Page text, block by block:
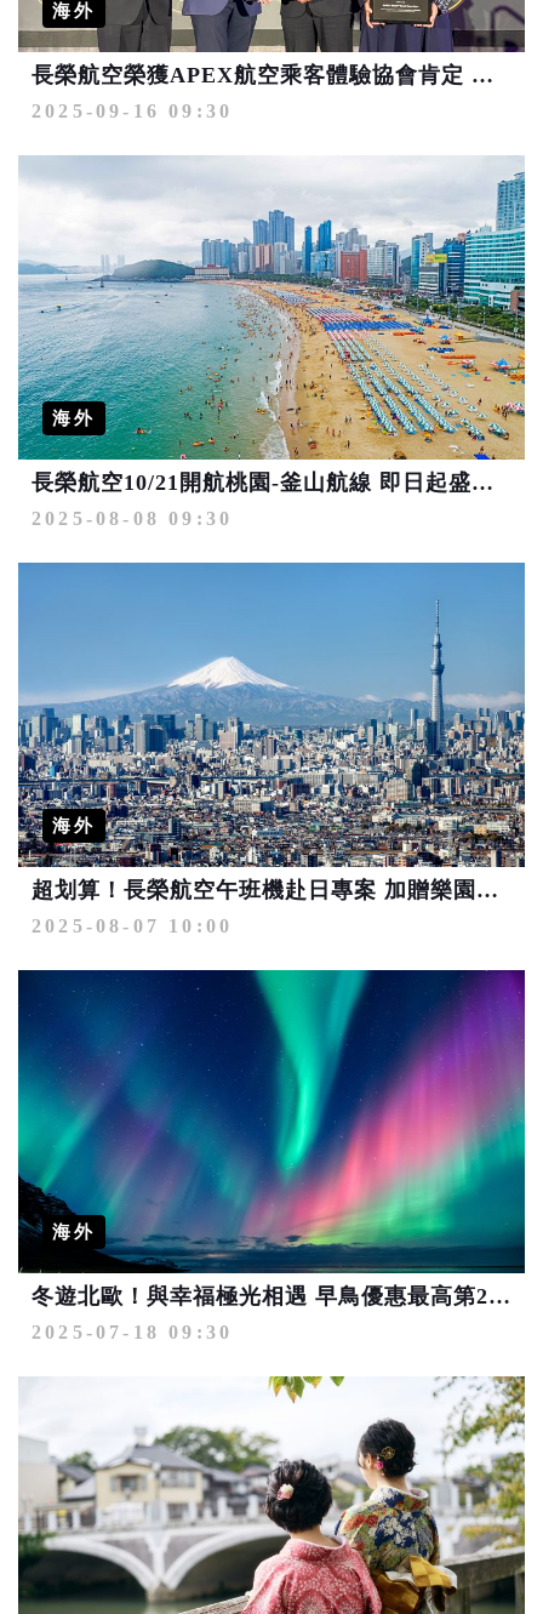
海外
長榮航空榮獲APEX航空乘客體驗協會肯定 囊括全球五星級航空公司、最佳座椅舒適度兩大獎項
2025-09-16 09:30
海外
長榮航空10/21開航桃園-釜山航線 即日起盛大開賣
2025-08-08 09:30
海外
超划算！長榮航空午班機赴日專案 加贈樂園門票搶攻自由行
2025-08-07 10:00
海外
冬遊北歐！與幸福極光相遇 早鳥優惠最高第2人省1萬
2025-07-18 09:30